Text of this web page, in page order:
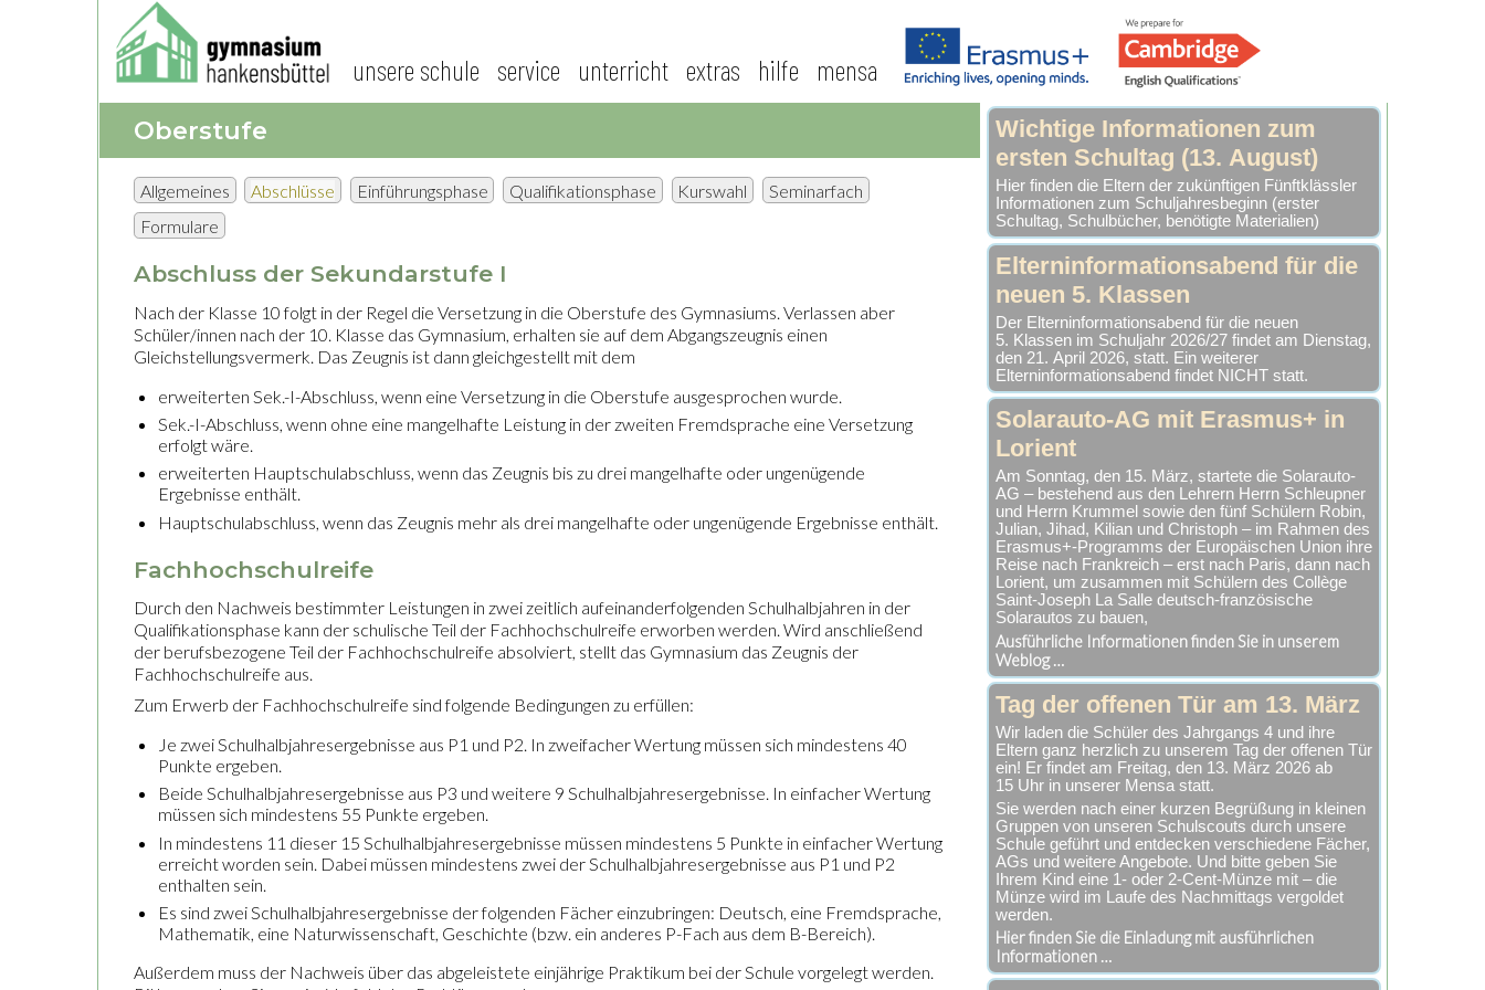
unsere schule service unterricht extras hilfe mensa
Wichtige Informationen zum
ersten Schultag (13. August)
Hier finden die Eltern der zukünftigen Fünftklässler
Informationen zum Schuljahresbeginn (erster
Schultag, Schulbücher, benötigte Materialien)
Elterninformationsabend für die
neuen 5. Klassen
Der Elterninformationsabend für die neuen
5. Klassen im Schuljahr 2026/27 findet am Dienstag,
den 21. April 2026, statt. Ein weiterer
Elterninformationsabend findet NICHT statt.
Solarauto-AG mit Erasmus+ in
Lorient
Am Sonntag, den 15. März, startete die Solarauto-
AG – bestehend aus den Lehrern Herrn Schleupner
und Herrn Krummel sowie den fünf Schülern Robin,
Julian, Jihad, Kilian und Christoph – im Rahmen des
Erasmus+-Programms der Europäischen Union ihre
Reise nach Frankreich – erst nach Paris, dann nach
Lorient, um zusammen mit Schülern des Collège
Saint-Joseph La Salle deutsch-französische
Solarautos zu bauen,
Ausführliche Informationen finden Sie in unserem
Weblog …
Tag der offenen Tür am 13. März
Wir laden die Schüler des Jahrgangs 4 und ihre
Eltern ganz herzlich zu unserem Tag der offenen Tür
ein! Er findet am Freitag, den 13. März 2026 ab
15 Uhr in unserer Mensa statt.
Sie werden nach einer kurzen Begrüßung in kleinen
Gruppen von unseren Schulscouts durch unsere
Schule geführt und entdecken verschiedene Fächer,
AGs und weitere Angebote. Und bitte geben Sie
Ihrem Kind eine 1- oder 2-Cent-Münze mit – die
Münze wird im Laufe des Nachmittags vergoldet
werden.
Hier finden Sie die Einladung mit ausführlichen
Informationen …
Oberstufe
Allgemeines Abschlüsse Einführungsphase Qualifikationsphase Kurswahl
Seminarfach
Formulare
Abschluss der Sekundarstufe I
Nach der Klasse 10 folgt in der Regel die Versetzung in die Oberstufe des Gymnasiums. Verlassen aber
Schüler/innen nach der 10. Klasse das Gymnasium, erhalten sie auf dem Abgangszeugnis einen
Gleichstellungsvermerk. Das Zeugnis ist dann gleichgestellt mit dem
erweiterten Sek.-I-Abschluss, wenn eine Versetzung in die Oberstufe ausgesprochen wurde.
Sek.-I-Abschluss, wenn ohne eine mangelhafte Leistung in der zweiten Fremdsprache eine Versetzung
erfolgt wäre.
erweiterten Hauptschulabschluss, wenn das Zeugnis bis zu drei mangelhafte oder ungenügende
Ergebnisse enthält.
Hauptschulabschluss, wenn das Zeugnis mehr als drei mangelhafte oder ungenügende Ergebnisse enthält.
Fachhochschulreife
Durch den Nachweis bestimmter Leistungen in zwei zeitlich aufeinanderfolgenden Schulhalbjahren in der
Qualifikationsphase kann der schulische Teil der Fachhochschulreife erworben werden. Wird anschließend
der berufsbezogene Teil der Fachhochschulreife absolviert, stellt das Gymnasium das Zeugnis der
Fachhochschulreife aus.
Zum Erwerb der Fachhochschulreife sind folgende Bedingungen zu erfüllen:
Je zwei Schulhalbjahresergebnisse aus P1 und P2. In zweifacher Wertung müssen sich mindestens 40
Punkte ergeben.
Beide Schulhalbjahresergebnisse aus P3 und weitere 9 Schulhalbjahresergebnisse. In einfacher Wertung
müssen sich mindestens 55 Punkte ergeben.
In mindestens 11 dieser 15 Schulhalbjahresergebnisse müssen mindestens 5 Punkte in einfacher Wertung
erreicht worden sein. Dabei müssen mindestens zwei der Schulhalbjahresergebnisse aus P1 und P2
enthalten sein.
Es sind zwei Schulhalbjahresergebnisse der folgenden Fächer einzubringen: Deutsch, eine Fremdsprache,
Mathematik, eine Naturwissenschaft, Geschichte (bzw. ein anderes P-Fach aus dem B-Bereich).
Außerdem muss der Nachweis über das abgeleistete einjährige Praktikum bei der Schule vorgelegt werden.